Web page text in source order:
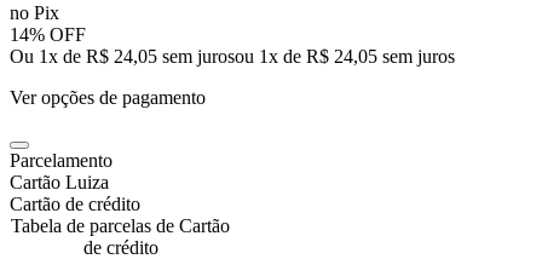
no Pix
14% OFF
Ou 1x de R$ 24,05 sem jurosou 1x de R$ 24,05 sem juros
Ver opções de pagamento
Parcelamento
Cartão Luiza
Cartão de crédito
Tabela de parcelas de Cartão
de crédito